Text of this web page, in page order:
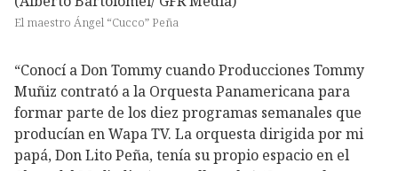
El maestro Ángel “Cucco” Peña
“Conocí a Don Tommy cuando Producciones Tommy
Muñiz contrató a la Orquesta Panamericana para
formar parte de los diez programas semanales que
producían en Wapa TV. La orquesta dirigida por mi
papá, Don Lito Peña, tenía su propio espacio en el